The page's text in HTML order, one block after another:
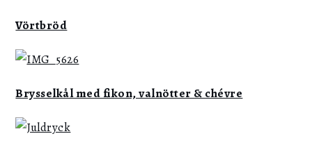
Vörtbröd
Brysselkål med fikon, valnötter & chévre